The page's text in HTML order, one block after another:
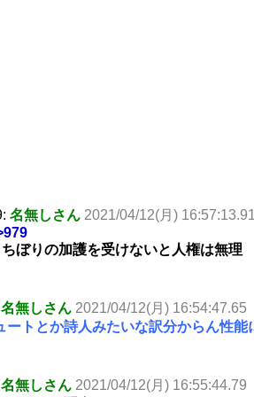
名無しさん 2021/04/12(月) 16:57:13.91
ちぼりの加護を受けないと人権は無理
名無しさん 2021/04/12(月) 16:54:47.65
ートとか詩人みたいな訳分からん性能
名無しさん 2021/04/12(月) 16:55:44.79